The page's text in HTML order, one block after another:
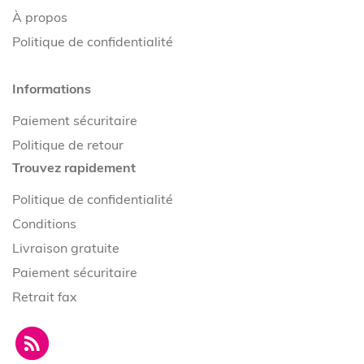
À propos
Politique de confidentialité
Informations
Paiement sécuritaire
Politique de retour
Trouvez rapidement
Politique de confidentialité
Conditions
Livraison gratuite
Paiement sécuritaire
Retrait fax